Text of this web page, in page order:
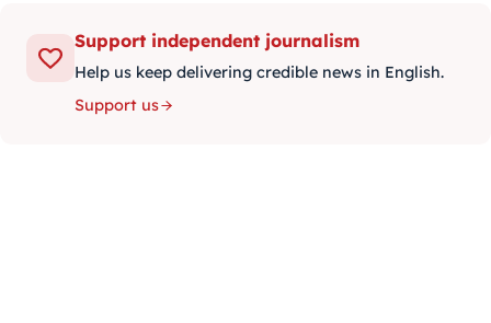
Support independent journalism
Help us keep delivering credible news in English.
Support us